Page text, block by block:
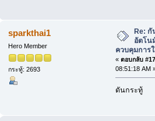
sparkthai1
Hero Member
กระทู้: 2693
Re: กั
อัตโน
ควบคุมการ
« ตอบกลับ
08:51:18 AM
ดันกระทู้